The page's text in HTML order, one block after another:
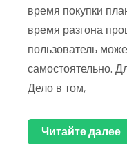
время покупки
время разгона
пользователь
самостоятельно.
Дело в том,
Читайте далее